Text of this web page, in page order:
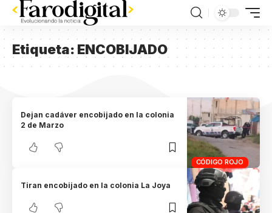
Etiqueta:ENCOBIJADO
CÓDIGO ROJO
Dejan cadáver encobijado en la colonia
2 de Marzo
Tiran encobijado en la colonia La Joya